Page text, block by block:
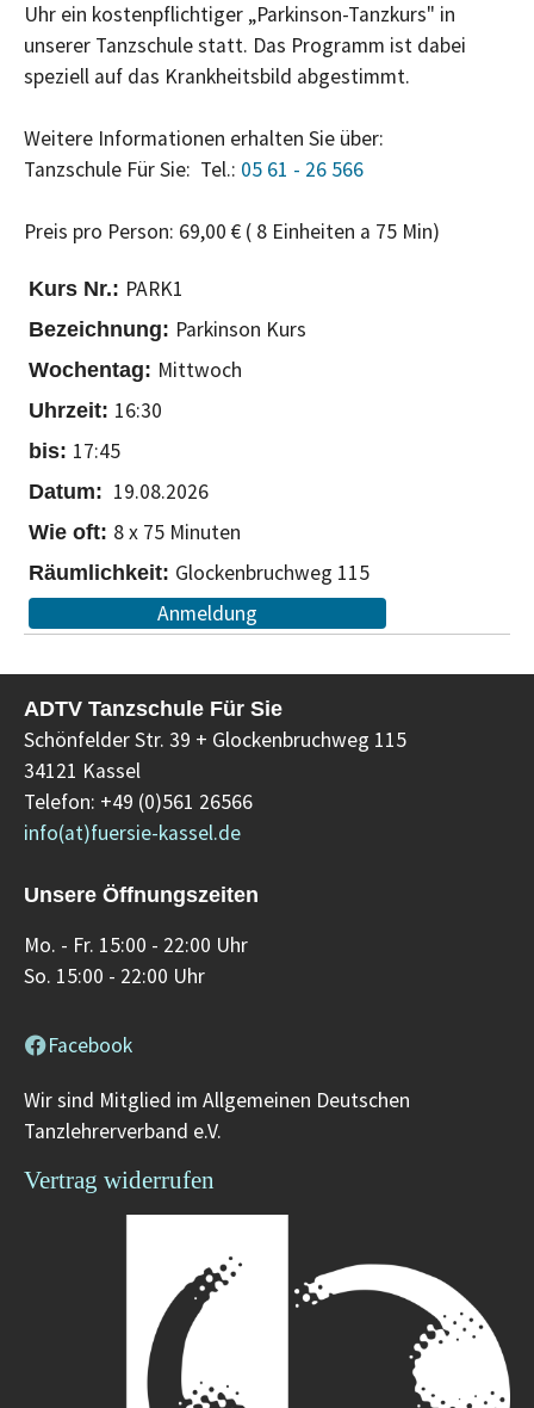
Uhr ein kostenpflichtiger „Parkinson-Tanzkurs" in
unserer Tanzschule statt. Das Programm ist dabei
speziell auf das Krankheitsbild abgestimmt.
Weitere Informationen erhalten Sie über:
Tanzschule Für Sie: Tel.: 05 61 - 26 566
Preis pro Person: 69,00 € ( 8 Einheiten a 75 Min)
PARK1
Parkinson Kurs
Mittwoch
16:30
17:45
19.08.2026
8 x 75 Minuten
Glockenbruchweg 115
Anmeldung
ADTV Tanzschule Für Sie
Schönfelder Str. 39 + Glockenbruchweg 115
34121 Kassel
Telefon: +49 (0)561 26566
info(at)fuersie-kassel.de
Unsere Öffnungszeiten
Mo. - Fr. 15:00 - 22:00 Uhr
So. 15:00 - 22:00 Uhr
Facebook
Wir sind Mitglied im Allgemeinen Deutschen
Tanzlehrerverband e.V.
Vertrag widerrufen